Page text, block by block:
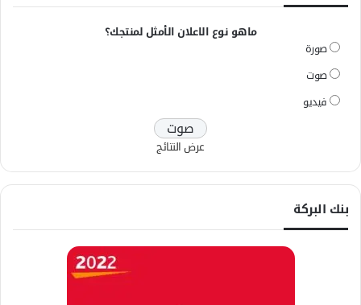
ماهو نوع الاعلان الأمثل لمنتجك؟
صورة
صوت
فيديو
عرض النتائج
بنك البركة